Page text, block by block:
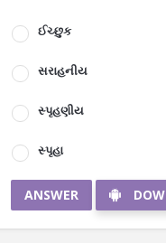
ઈચ્છુક
સરાહનીય
સ્પૃહણીય
સ્પૃહા
ANSWER